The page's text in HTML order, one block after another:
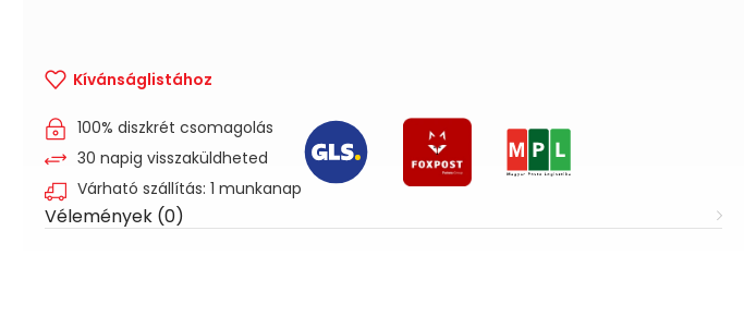
Kívánságlistához
100% diszkrét csomagolás
30 napig visszaküldheted
Várható szállítás: 1 munkanap
Vélemények (0)